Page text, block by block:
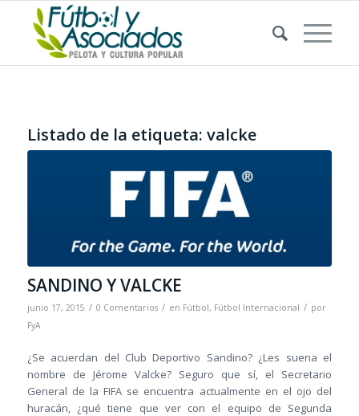
Listado de la etiqueta: valcke
SANDINO Y VALCKE
junio 17, 2015 / 0 Comentarios / en Fútbol, Fútbol Internacional / por
FyA
¿Se acuerdan del Club Deportivo Sandino? ¿Les suena el
nombre de Jérome Valcke? Seguro que sí, el Secretario
General de la FIFA se encuentra actualmente en el ojo del
huracán, ¿qué tiene que ver con el equipo de Segunda